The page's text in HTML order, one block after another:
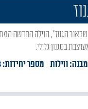
ווילות מספר יחידות: 8